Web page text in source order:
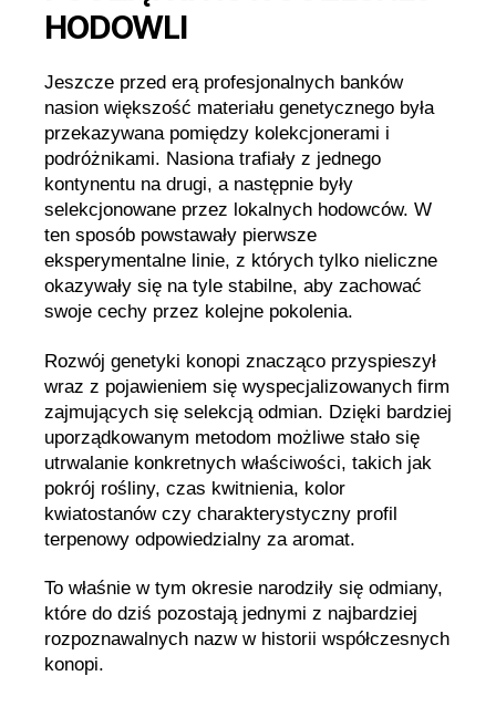
HODOWLI
Jeszcze przed erą profesjonalnych banków
nasion większość materiału genetycznego była
przekazywana pomiędzy kolekcjonerami i
podróżnikami. Nasiona trafiały z jednego
kontynentu na drugi, a następnie były
selekcjonowane przez lokalnych hodowców. W
ten sposób powstawały pierwsze
eksperymentalne linie, z których tylko nieliczne
okazywały się na tyle stabilne, aby zachować
swoje cechy przez kolejne pokolenia.
Rozwój genetyki konopi znacząco przyspieszył
wraz z pojawieniem się wyspecjalizowanych firm
zajmujących się selekcją odmian. Dzięki bardziej
uporządkowanym metodom możliwe stało się
utrwalanie konkretnych właściwości, takich jak
pokrój rośliny, czas kwitnienia, kolor
kwiatostanów czy charakterystyczny profil
terpenowy odpowiedzialny za aromat.
To właśnie w tym okresie narodziły się odmiany,
które do dziś pozostają jednymi z najbardziej
rozpoznawalnych nazw w historii współczesnych
konopi.